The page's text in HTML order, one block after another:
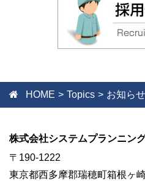
HOME Topics お知らせ
株式会社システムプランニン
〒190-1222
東京都西多摩郡瑞穂町箱根ヶ